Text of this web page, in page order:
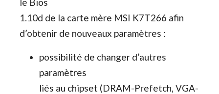
1.10d de la carte mère MSI K7T266 afin
d’obtenir de nouveaux paramètres :
possibilité de changer d’autres
paramètres
liés au chipset (DRAM-Prefetch, VGA-